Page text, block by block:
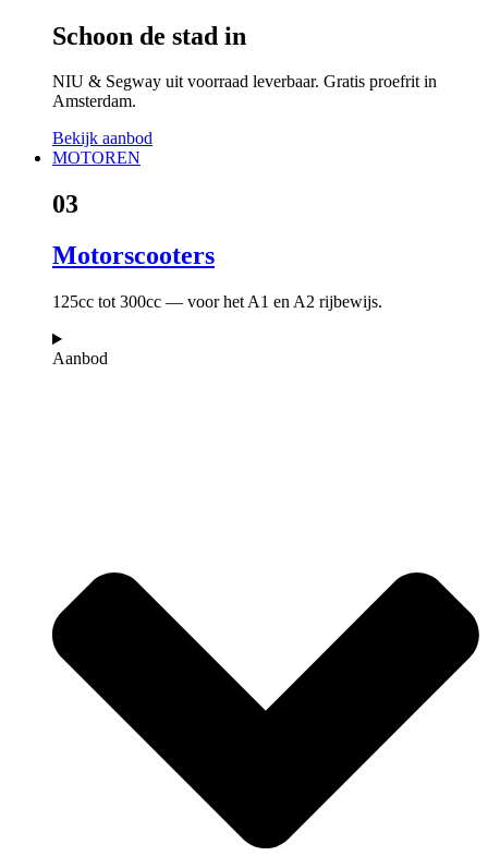
Schoon de stad in
NIU & Segway uit voorraad leverbaar. Gratis proefrit in
Amsterdam.
Bekijk aanbod
MOTOREN
03
Motorscooters
125cc tot 300cc — voor het A1 en A2 rijbewijs.
Aanbod